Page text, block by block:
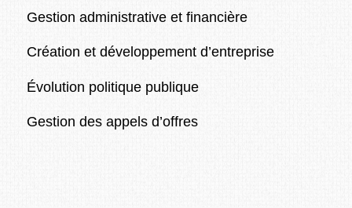
Gestion administrative et financière
Création et développement d’entreprise
Évolution politique publique
Gestion des appels d’offres